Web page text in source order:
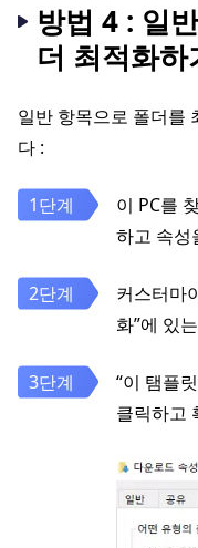
방법 4 : 일
더 최적화하
일반 항목으로 폴더를
다 :
이 PC를
하고 속성
커스터마
화”에 있
“이 탬플
클릭하고